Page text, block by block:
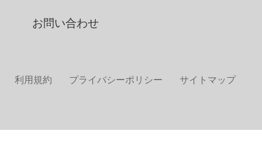
お問い合わせ
利用規約 プライバシーポリシー サイトマップ